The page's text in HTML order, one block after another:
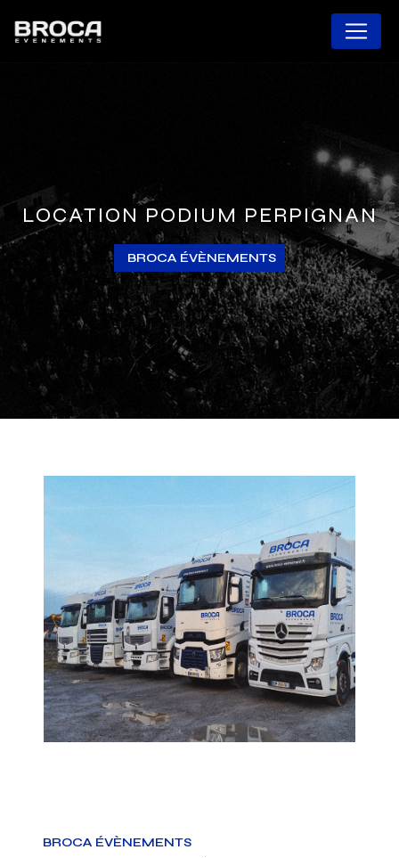
LOCATION PODIUM PERPIGNAN
BROCA ÉVÈNEMENTS
BROCA ÉVÈNEMENTS